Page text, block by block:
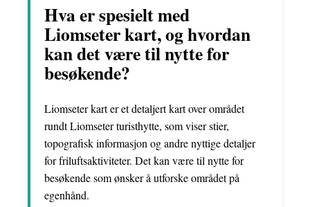
Hva er spesielt med
Liomseter kart, og hvordan
kan det være til nytte for
besøkende?
Liomseter kart er et detaljert kart over området
rundt Liomseter turisthytte, som viser stier,
topografisk informasjon og andre nyttige detaljer
for friluftsaktiviteter. Det kan være til nytte for
besøkende som ønsker å utforske området på
egenhånd.